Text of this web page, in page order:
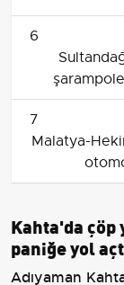
6
7
Malatya-
Kahta'da çöp
paniğe yol
Adıyaman